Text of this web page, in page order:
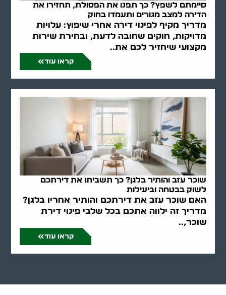
סיימתם לשפץ? כך תפנו את הפסולת, תחזירו את
הדירה למצב מגורים ותעמדו בחוק
מדריך מקיף לפינוי דירה אחרי שיפוץ: עלויות
מדויקות, חוקים שחובה לדעת, ובחירת שירות
מקצועי שיחזיר לכם את..
קראו עוד
שוכר עזב והותיר בלגן? כך תשביתו את דירתכם
לשוק בבטחה וביעילות
האם שוכר עזב את דירתכם והותיר אחריו בלגן?
מדריך זה ילווה אתכם בכל שלבי פינוי דירת
שוכר,..
קראו עוד